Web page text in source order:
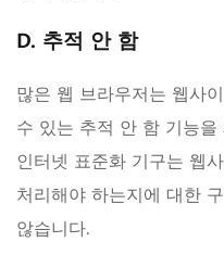
D. 추적 안 함
많은 웹 브라우저는 웹사
수 있는 추적 안 함 기능
인터넷 표준화 기구는 웹
처리해야 하는지에 대한
않습니다.